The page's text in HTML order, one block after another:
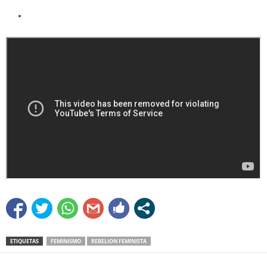
ETIQUETAS FEMINISMO REBELION FEMINISTA